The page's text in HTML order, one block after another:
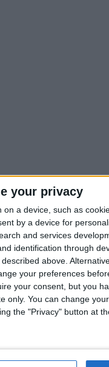
your privacy
a device, such as
by a device for
and services
identification through
above.
your preferences
your consent, but you
only. You can change
the "Privacy" button at